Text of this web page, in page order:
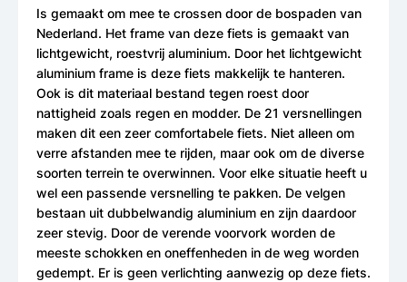
Is gemaakt om mee te crossen door de bospaden van
Nederland. Het frame van deze fiets is gemaakt van
lichtgewicht, roestvrij aluminium. Door het lichtgewicht
aluminium frame is deze fiets makkelijk te hanteren.
Ook is dit materiaal bestand tegen roest door
nattigheid zoals regen en modder. De 21 versnellingen
maken dit een zeer comfortabele fiets. Niet alleen om
verre afstanden mee te rijden, maar ook om de diverse
soorten terrein te overwinnen. Voor elke situatie heeft u
wel een passende versnelling te pakken. De velgen
bestaan uit dubbelwandig aluminium en zijn daardoor
zeer stevig. Door de verende voorvork worden de
meeste schokken en oneffenheden in de weg worden
gedempt. Er is geen verlichting aanwezig op deze fiets.